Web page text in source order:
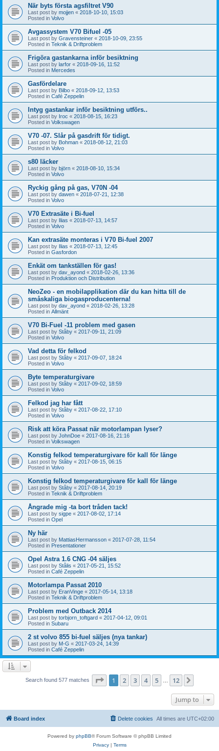
När byts första agsfiltret V90
Last post by mojjen « 2018-10-10, 15:03
Posted in Volvo
Avgassystem V70 Bifuel -05
Last post by Gravensteiner « 2018-10-09, 23:55
Posted in Teknik & Driftproblem
Frigöra gastankarna inför besiktning
Last post by larfor « 2018-09-16, 11:52
Posted in Mercedes
Gasfördelare
Last post by Bilbo « 2018-09-12, 13:53
Posted in Café Zeppelin
Intyg gastankar inför besiktning utförs..
Last post by Iroc « 2018-08-15, 16:23
Posted in Volkswagen
V70 -07. Slår på gasdrift för tidigt.
Last post by Bohman « 2018-08-12, 21:03
Posted in Volvo
s80 läcker
Last post by björn « 2018-08-10, 15:34
Posted in Volvo
Ryckig gång på gas, V70N -04
Last post by dawen « 2018-07-21, 12:38
Posted in Volvo
V70 Extrasäte i Bi-fuel
Last post by Ilias « 2018-07-13, 14:57
Posted in Volvo
Kan extrasäte monteras i V70 Bi-fuel 2007
Last post by Ilias « 2018-07-13, 12:45
Posted in Gasfordon
Enkät om tankställen för gas!
Last post by dav_ayond « 2018-02-26, 13:36
Posted in Produktion och Distribution
NeoZeo - en mobilapplikation där du kan hitta till de
småskaliga biogasproducenterna!
Last post by dav_ayond « 2018-02-26, 13:28
Posted in Allmänt
V70 Bi-Fuel -11 problem med gasen
Last post by Ståby « 2017-09-11, 21:09
Posted in Volvo
Vad detta för felkod
Last post by Ståby « 2017-09-07, 18:24
Posted in Volvo
Byte temperaturgivare
Last post by Ståby « 2017-09-02, 18:59
Posted in Volvo
Felkod jag har fått
Last post by Ståby « 2017-08-22, 17:10
Posted in Volvo
Risk att köra Passat när motorlampan lyser?
Last post by JohnDoe « 2017-08-16, 21:16
Posted in Volkswagen
Konstig felkod temperaturgivare för kall för länge
Last post by Ståby « 2017-08-15, 06:15
Posted in Volvo
Konstig felkod temperaturgivare för kall för länge
Last post by Ståby « 2017-08-14, 20:19
Posted in Teknik & Driftproblem
Ångrade mig -ta bort tråden tack!
Last post by sigpe « 2017-08-02, 17:14
Posted in Opel
Ny här
Last post by MattiasHermansson « 2017-07-28, 11:54
Posted in Presentationer
Opel Astra 1.6 CNG -04 säljes
Last post by Stålis « 2017-05-21, 15:52
Posted in Café Zeppelin
Motorlampa Passat 2010
Last post by EranVinge « 2017-05-14, 13:18
Posted in Teknik & Driftproblem
Problem med Outback 2014
Last post by torbjorn_toftgard « 2017-04-12, 09:01
Posted in Subaru
2 st volvo 855 bi-fuel säljes (nya tankar)
Last post by M-G « 2017-03-24, 14:39
Posted in Café Zeppelin
Search found 577 matches Page 1of 12
1 2 3 4 5 12
Jump to
Board index All times are UTC+02:00
Delete cookies
Powered by phpBB® Forum Software © phpBB Limited
Privacy| Terms